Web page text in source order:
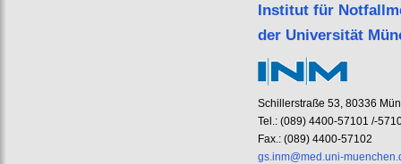
Institut für
der Universität
Schillerstraße 53, 80336
Tel.: (089) 4400-57101 /-
Fax.: (089) 4400-57102
gs.inm@med.uni-